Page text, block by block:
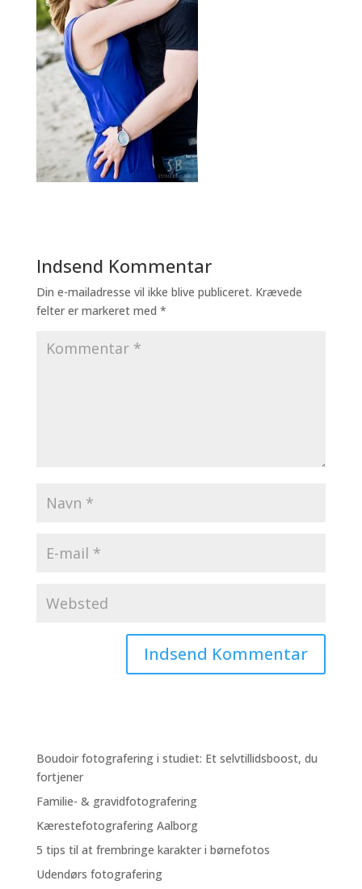
Indsend Kommentar
Din e-mailadresse vil ikke blive publiceret. Krævede
felter er markeret med *
Boudoir fotografering i studiet: Et selvtillidsboost, du
fortjener
Familie- & gravidfotografering
Kærestefotografering Aalborg
5 tips til at frembringe karakter i børnefotos
Udendørs fotografering